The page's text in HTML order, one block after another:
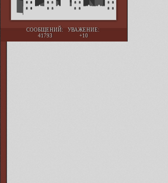
СООБЩЕНИЙ:
41793
УВАЖЕНИЕ:
+10